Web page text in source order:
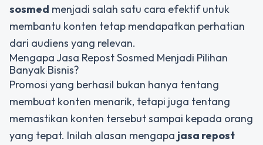
sosmed menjadi salah satu cara efektif untuk
membantu konten tetap mendapatkan perhatian
dari audiens yang relevan.
Mengapa Jasa Repost Sosmed Menjadi Pilihan
Banyak Bisnis?
Promosi yang berhasil bukan hanya tentang
membuat konten menarik, tetapi juga tentang
memastikan konten tersebut sampai kepada orang
yang tepat. Inilah alasan mengapa jasa repost